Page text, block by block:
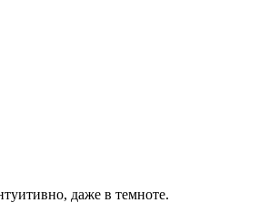
даже в темноте.